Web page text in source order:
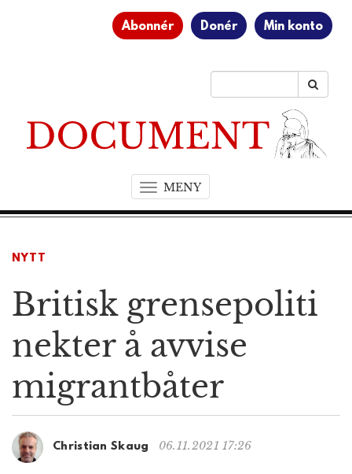
Abonnér Donér Min konto
MENYT
o
a
i
a
t
i
n
NYTT
Britisk grensepoliti
nekter å avvise
migrantbåter
Christian Skaug 06.11.2021 17:26